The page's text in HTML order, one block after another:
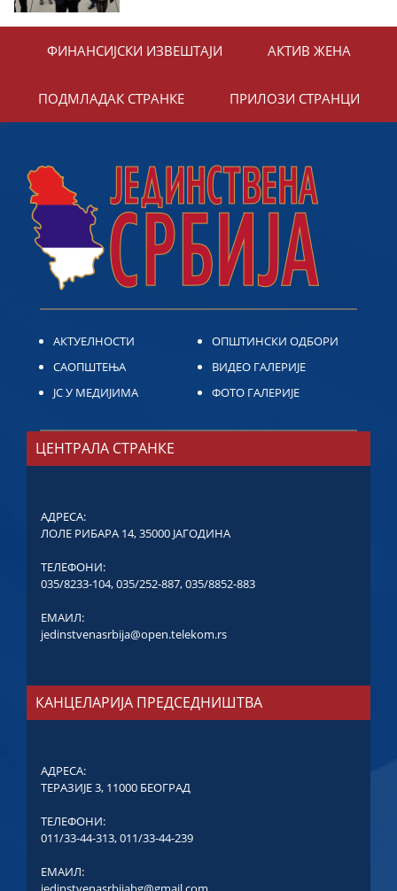
ФИНАНСИЈСКИ ИЗВЕШТАЈИ АКТИВ ЖЕНА
ПОДМЛАДАК СТРАНКЕ ПРИЛОЗИ СТРАНЦИ
АКТУЕЛНОСТИ
САОПШТЕЊА
ЈС У МЕДИЈИМА
ОПШТИНСКИ ОДБОРИ
ВИДЕО ГАЛЕРИЈЕ
ФОТО ГАЛЕРИЈЕ
ЦЕНТРАЛА СТРАНКЕ
АДРЕСА:
ЛОЛЕ РИБАРА 14, 35000 ЈАГОДИНА
ТЕЛЕФОНИ:
035/8233-104,035/252-887,035/8852-883
ЕМАИЛ:
jedinstvenasrbija@open.telekom.rs
КАНЦЕЛАРИЈА ПРЕДСЕДНИШТВА
АДРЕСА:
ТЕРАЗИЈЕ 3, 11000 БЕОГРАД
ТЕЛЕФОНИ:
011/33-44-313,011/33-44-239
ЕМАИЛ: